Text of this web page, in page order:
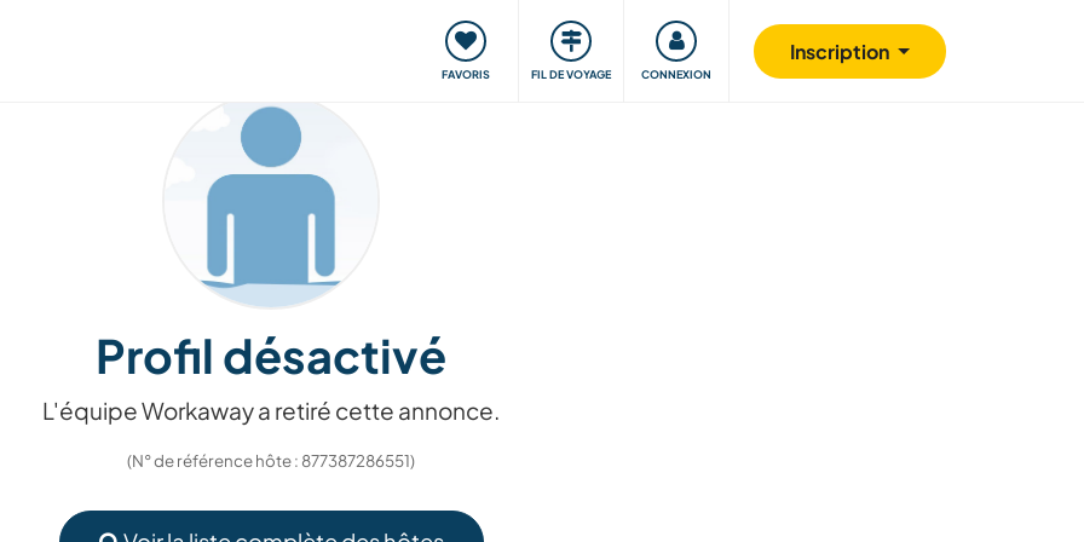
FAVORIS FIL DE VOYAGE CONNEXION
Inscription
Voyager, apprendre Communauté S'impliquer Sécurité
Profil désactivé
L'équipe Workaway a retiré cette annonce.
(N° de référence hôte : 877387286551)